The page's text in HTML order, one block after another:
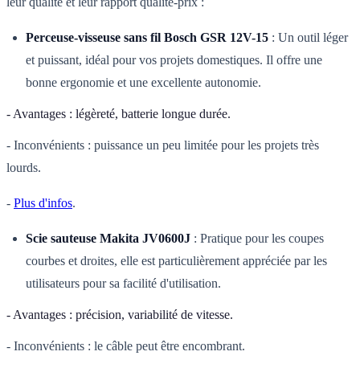
Perceuse-visseuse sans fil Bosch GSR 12V-15 : Un outil léger
et puissant, idéal pour vos projets domestiques. Il offre une
bonne ergonomie et une excellente autonomie.
- Avantages : légèreté, batterie longue durée.
- Inconvénients : puissance un peu limitée pour les projets très
lourds.
- Plus d'infos.
Scie sauteuse Makita JV0600J : Pratique pour les coupes
courbes et droites, elle est particulièrement appréciée par les
utilisateurs pour sa facilité d'utilisation.
- Avantages : précision, variabilité de vitesse.
- Inconvénients : le câble peut être encombrant.